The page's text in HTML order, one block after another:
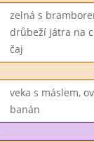
zelná s
drůbeží játra na
čaj
veka s máslem,
banán